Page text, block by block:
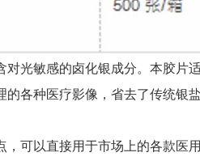
光敏感的卤化银成分。本胶片
各种医疗影像，省去了传统银
可以直接用于市场上的各款医